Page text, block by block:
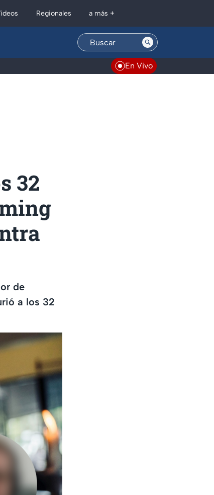
Regionales a más +
En Vivo
32
de
a los 32